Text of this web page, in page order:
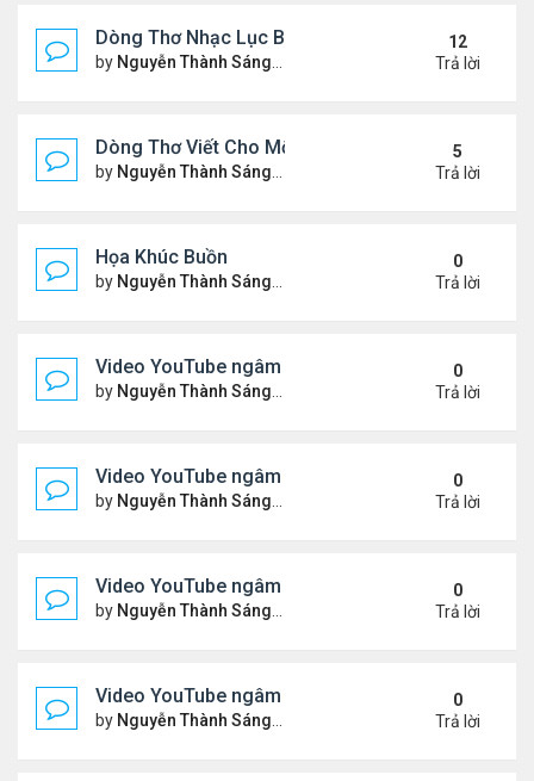
Dòng Thơ Nhạc Lục Bát (1)
by Nguyễn Thành Sáng Thứ 4 Tháng 4 15, 2026 2:27
12
Trả lời
Dòng Thơ Viết Cho Một Người
by Nguyễn Thành Sáng Chủ nhật Tháng 6 07, 2026
5
Trả lời
Họa Khúc Buồn
by Nguyễn Thành Sáng Thứ 2 Tháng 6 22, 2026 9:37
0
Trả lời
Video YouTube ngâm bài thơ nhạc lục bát "Chập
by Nguyễn Thành Sáng Thứ 5 Tháng 6 11, 2026 9:46
0
Trả lời
Video YouTube ngâm bài thơ nhạc lục bát "Chiếc
by Nguyễn Thành Sáng Chủ nhật Tháng 5 31, 2026
0
Trả lời
Video YouTube ngâm bài thơ nhạc lục bát "Thổn
by Nguyễn Thành Sáng Chủ nhật Tháng 5 24, 2026
0
Trả lời
Video YouTube ngâm bài Thơ Nhạc Lục Bát "Để
by Nguyễn Thành Sáng Thứ 7 Tháng 5 16, 2026 10:35
0
Trả lời